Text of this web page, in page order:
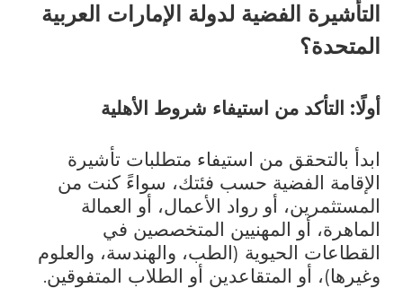
التأشيرة الفضية لدولة الإمارات العربية
المتحدة؟
أولًا: التأكد من استيفاء شروط الأهلية
ابدأ بالتحقق من استيفاء متطلبات تأشيرة
الإقامة الفضية حسب فئتك، سواءً كنت من
المستثمرين، أو رواد الأعمال، أو العمالة
الماهرة، أو المهنيين المتخصصين في
القطاعات الحيوية (الطب، والهندسة، والعلوم
وغيرها)، أو المتقاعدين أو الطلاب المتفوقين.